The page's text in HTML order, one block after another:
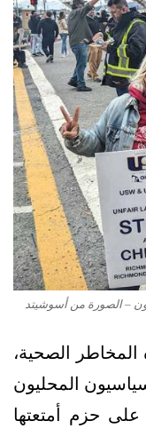
– الصورة من أسوشيتد
الصحية،
المحليون
على حزم أمتعتها